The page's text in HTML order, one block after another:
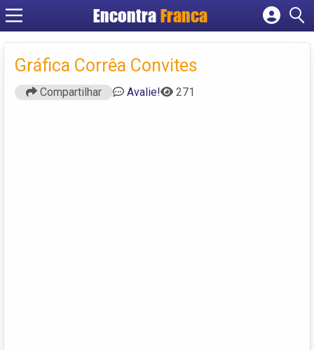
Encontra Franca
Cadastrar empresa
Criar conta
Gráfica Corrêa Convites
Compartilhar Avalie! 271